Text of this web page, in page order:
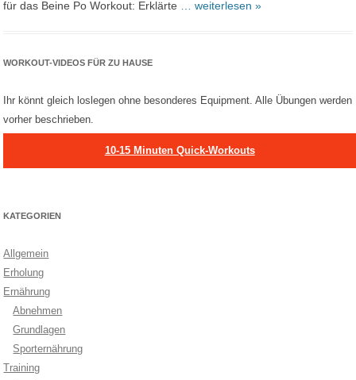
für das Beine Po Workout: Erklärte
… weiterlesen »
WORKOUT-VIDEOS FÜR ZU HAUSE
Ihr könnt gleich loslegen ohne besonderes Equipment. Alle Übungen werden
vorher beschrieben.
10-15 Minuten Quick-Workouts
KATEGORIEN
Allgemein
Erholung
Ernährung
Abnehmen
Grundlagen
Sporternährung
Training